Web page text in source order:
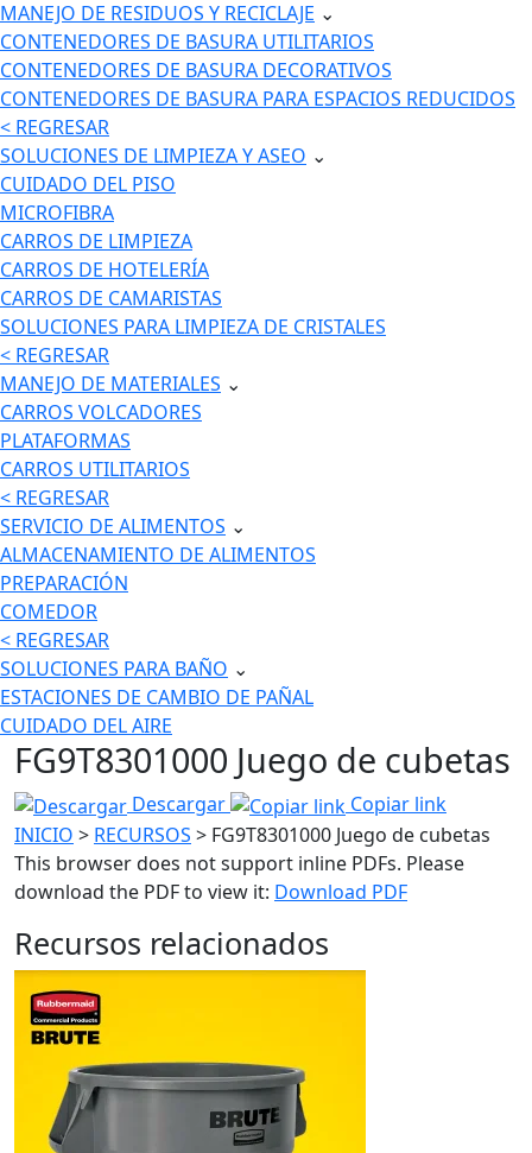
MANEJO DE RESIDUOS Y RECICLAJE ⌄
CONTENEDORES DE BASURA UTILITARIOS
CONTENEDORES DE BASURA DECORATIVOS
CONTENEDORES DE BASURA PARA ESPACIOS REDUCIDOS
< REGRESAR
SOLUCIONES DE LIMPIEZA Y ASEO ⌄
CUIDADO DEL PISO
MICROFIBRA
CARROS DE LIMPIEZA
CARROS DE HOTELERÍA
CARROS DE CAMARISTAS
SOLUCIONES PARA LIMPIEZA DE CRISTALES
< REGRESAR
MANEJO DE MATERIALES ⌄
CARROS VOLCADORES
PLATAFORMAS
CARROS UTILITARIOS
< REGRESAR
SERVICIO DE ALIMENTOS ⌄
ALMACENAMIENTO DE ALIMENTOS
PREPARACIÓN
COMEDOR
< REGRESAR
SOLUCIONES PARA BAÑO ⌄
ESTACIONES DE CAMBIO DE PAÑAL
CUIDADO DEL AIRE
FG9T8301000 Juego de cubetas
Descargar
Copiar link
INICIO > RECURSOS > FG9T8301000 Juego de cubetas
This browser does not support inline PDFs. Please
download the PDF to view it: Download PDF
Recursos relacionados